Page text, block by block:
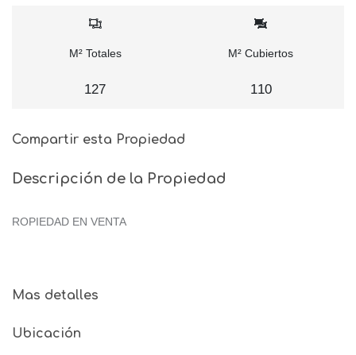
M² Totales
127
M² Cubiertos
110
Compartir esta Propiedad
Descripción de la Propiedad
ROPIEDAD EN VENTA
Mas detalles
Ubicación